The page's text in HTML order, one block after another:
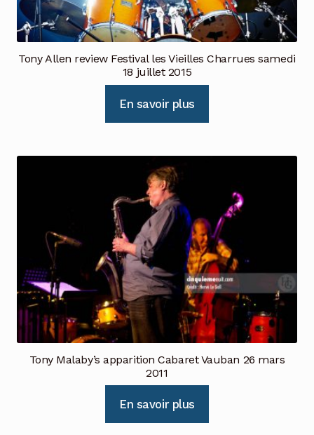
Tony Allen review Festival les Vieilles Charrues samedi
18 juillet 2015
En savoir plus
Tony Malaby’s apparition Cabaret Vauban 26 mars
2011
En savoir plus